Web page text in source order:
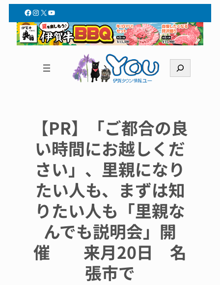
Facebook
Instagram
X YouTube
索
【PR】「ご都合の良
い時間にお越しくだ
さい」、里親になり
たい人も、まずは知
りたい人も「里親な
んでも説明会」開
催 来月20日 名
張市で